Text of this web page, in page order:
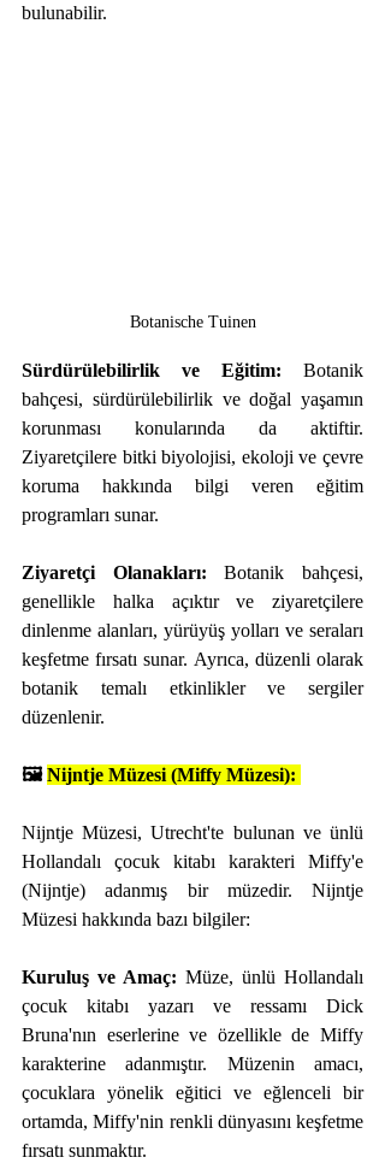
bulunabilir.
Botanische Tuinen
Sürdürülebilirlik ve Eğitim: Botanik
bahçesi, sürdürülebilirlik ve doğal yaşamın
korunması konularında da aktiftir.
Ziyaretçilere bitki biyolojisi, ekoloji ve çevre
koruma hakkında bilgi veren eğitim
programları sunar.
Ziyaretçi Olanakları: Botanik bahçesi,
genellikle halka açıktır ve ziyaretçilere
dinlenme alanları, yürüyüş yolları ve seraları
keşfetme fırsatı sunar. Ayrıca, düzenli olarak
botanik temalı etkinlikler ve sergiler
düzenlenir.
🖼️ Nijntje Müzesi (Miffy Müzesi):
Nijntje Müzesi, Utrecht'te bulunan ve ünlü
Hollandalı çocuk kitabı karakteri Miffy'e
(Nijntje) adanmış bir müzedir. Nijntje
Müzesi hakkında bazı bilgiler:
Kuruluş ve Amaç: Müze, ünlü Hollandalı
çocuk kitabı yazarı ve ressamı Dick
Bruna'nın eserlerine ve özellikle de Miffy
karakterine adanmıştır. Müzenin amacı,
çocuklara yönelik eğitici ve eğlenceli bir
ortamda, Miffy'nin renkli dünyasını keşfetme
fırsatı sunmaktır.